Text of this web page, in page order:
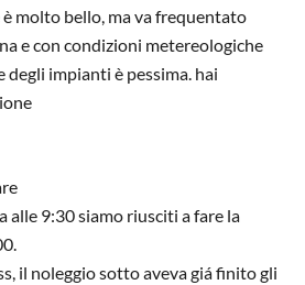
molto bello, ma va frequentato
e con condizioni metereologiche
impianti è pessima. hai
9:30 siamo riusciti a fare la
il noleggio sotto aveva giá finito gli